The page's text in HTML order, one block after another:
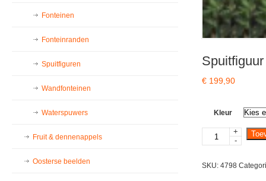
€ 199,90
Kleur
Spuitfiguur
4798
+
-
SKU: 4798
Fonteinen
Fonteinranden
Spuitfiguren
Wandfonteinen
Waterspuwers
Fruit & dennenappels
Oosterse beelden